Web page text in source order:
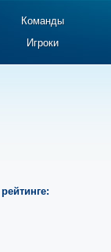
Команды
Игроки